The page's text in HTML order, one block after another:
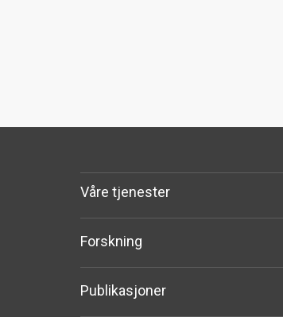
Våre tjenester
Forskning
Publikasjoner